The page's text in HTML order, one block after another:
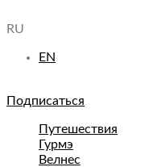
RU
EN
Подписаться
Путешествия
Гурмэ
Велнес